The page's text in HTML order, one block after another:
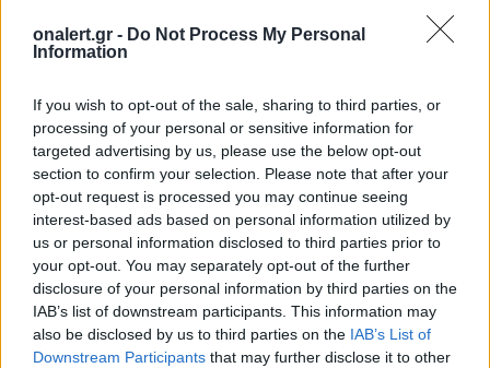
onalert.gr - Do Not Process My Personal
Information
If you wish to opt-out of the sale, sharing to third parties, or
processing of your personal or sensitive information for
targeted advertising by us, please use the below opt-out
section to confirm your selection. Please note that after your
opt-out request is processed you may continue seeing
interest-based ads based on personal information utilized by
us or personal information disclosed to third parties prior to
your opt-out. You may separately opt-out of the further
disclosure of your personal information by third parties on the
IAB’s list of downstream participants. This information may
also be disclosed by us to third parties on the IAB’s List of
Downstream Participants that may further disclose it to other